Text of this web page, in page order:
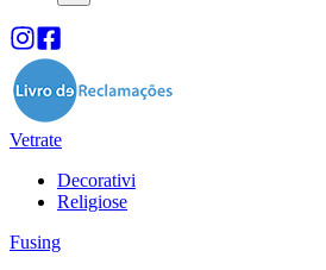
Vetrate
Decorativi
Religiose
Fusing